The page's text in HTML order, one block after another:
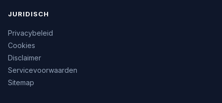
JURIDISCH
Privacybeleid
Cookies
Disclaimer
Servicevoorwaarden
Sitemap